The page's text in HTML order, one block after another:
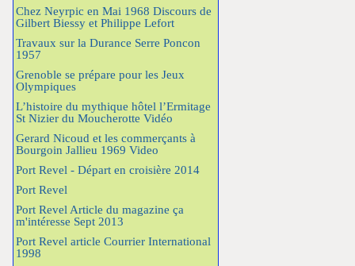
Chez Neyrpic en Mai 1968 Discours de
Gilbert Biessy et Philippe Lefort
Travaux sur la Durance Serre Poncon
1957
Grenoble se prépare pour les Jeux
Olympiques
L’histoire du mythique hôtel l’Ermitage
St Nizier du Moucherotte Vidéo
Gerard Nicoud et les commerçants à
Bourgoin Jallieu 1969 Video
Port Revel - Départ en croisière 2014
Port Revel
Port Revel Article du magazine ça
m'intéresse Sept 2013
Port Revel article Courrier International
1998